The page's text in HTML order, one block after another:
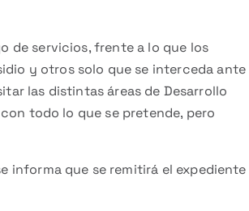
de servicios, frente a lo que los
y otros solo que se interceda ante
las distintas áreas de Desarrollo
todo lo que se pretende, pero
informa que se remitirá el expediente